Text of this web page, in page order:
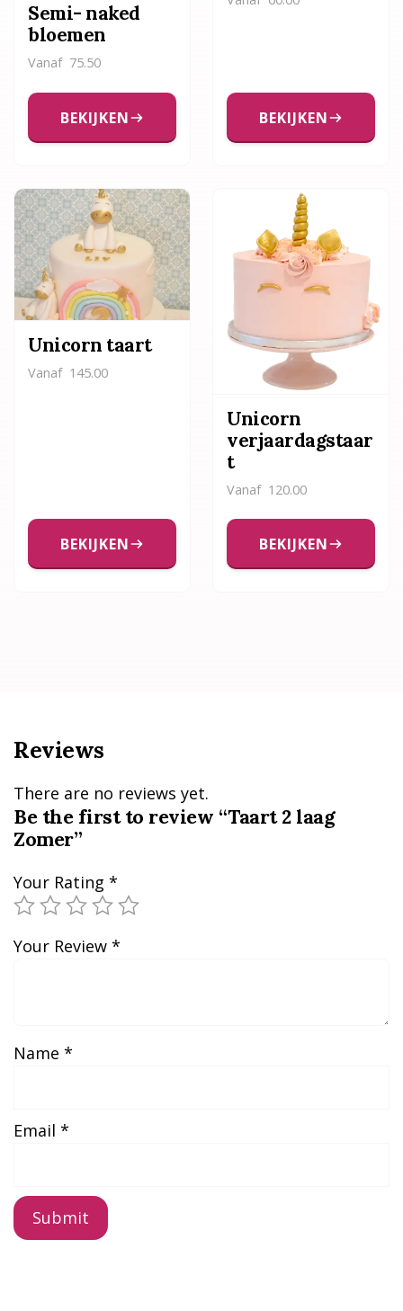
Semi- naked
bloemen
Vanaf 75.50
BEKIJKEN BEKIJKEN
Unicorn taart
Vanaf 145.00
BEKIJKEN
Unicorn
verjaardagstaar
t
Vanaf 120.00
BEKIJKEN
Reviews
There are no reviews yet.
Be the first to review “Taart 2 laag
Zomer”
Your Rating *
Your Review *
Name *
Email *